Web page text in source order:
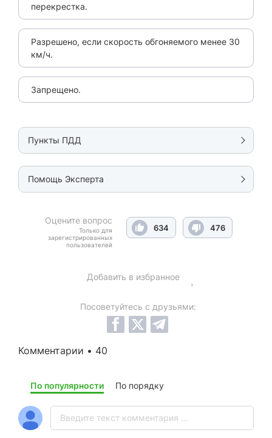
перекрестка.
Разрешено, если скорость обгоняемого менее 30
км/ч.
Запрещено.
Пункты ПДД
Помощь Эксперта
Оцените вопрос
Только для
зарегистрированных
пользователей
634 476
Добавить в избранное
Посоветуйтесь с друзьями:
Комментарии • 40
По популярности По порядку